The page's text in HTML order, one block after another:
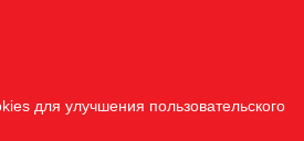
для улучшения пользовательского